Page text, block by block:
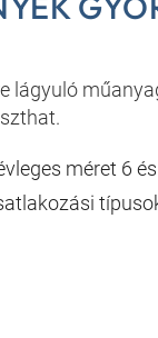
lágyuló
méret 6